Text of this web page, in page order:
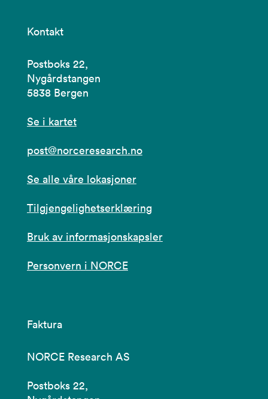
Kontakt
Postboks 22,
Nygårdstangen
5838 Bergen
Se i kartet
post@norceresearch.no
Se alle våre lokasjoner
Tilgjengelighetserklæring
Bruk av informasjonskapsler
Personvern i NORCE
Faktura
NORCE Research AS
Postboks 22,